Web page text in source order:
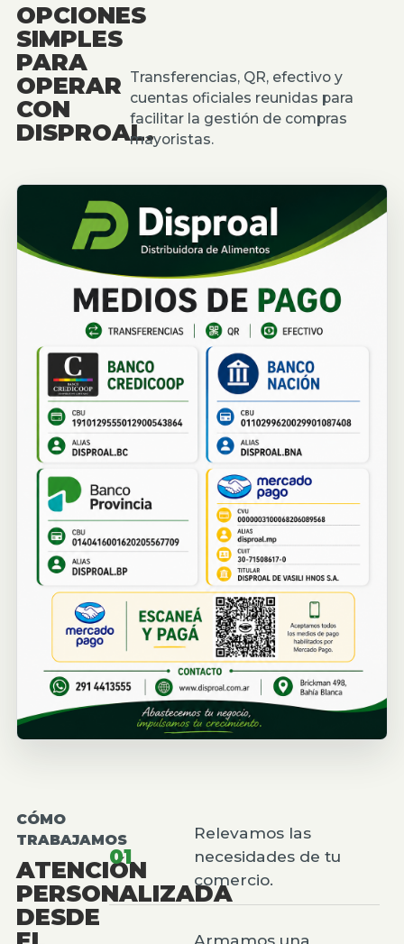
OPCIONES
SIMPLES
PARA
OPERAR
CON
DISPROAL.
Transferencias, QR, efectivo y
cuentas oficiales reunidas para
facilitar la gestión de compras
mayoristas.
CÓMO
TRABAJAMOS
ATENCIÓN
PERSONALIZADA
DESDE
01
Relevamos las
necesidades de tu
comercio.
Armamos una